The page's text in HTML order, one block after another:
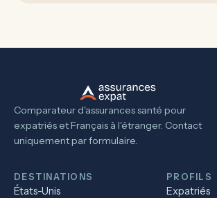
Comparateur d'assurances santé pour
expatriés et Français à l'étranger. Contact
uniquement par formulaire.
DESTINATIONS
États-Unis
PROFILS
Expatriés